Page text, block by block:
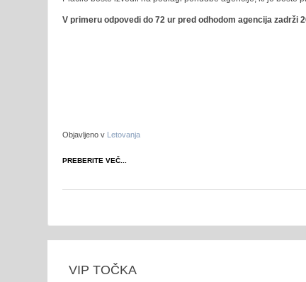
V primeru odpovedi do 72 ur pred odhodom agencija zadrži
Objavljeno v Letovanja
PREBERITE VEČ...
VIP TOČKA